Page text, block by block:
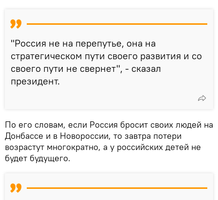
"Россия не на перепутье, она на
стратегическом пути своего развития и со
своего пути не свернет", - сказал
президент.
По его словам, если Россия бросит своих людей на
Донбассе и в Новороссии, то завтра потери
возрастут многократно, а у российских детей не
будет будущего.